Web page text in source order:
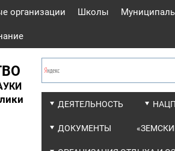
организации Школы
ДЕЯТЕЛЬНОСТЬ
ДОКУМЕНТЫ